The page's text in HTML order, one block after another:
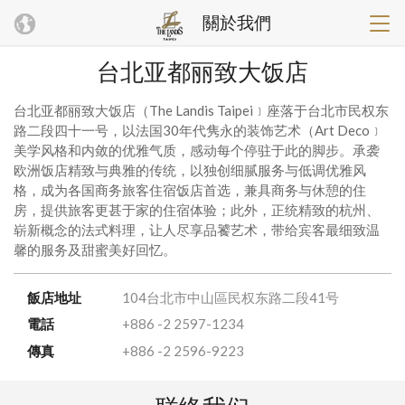
關於我們
台北亚都丽致大饭店
台北亚都丽致大饭店（The Landis Taipei﹞座落于台北市民权东
路二段四十一号，以法国30年代隽永的装饰艺术（Art Deco﹞
美学风格和内敛的优雅气质，感动每个停驻于此的脚步。承袭
欧洲饭店精致与典雅的传统，以独创细腻服务与低调优雅风
格，成为各国商务旅客住宿饭店首选，兼具商务与休憩的住
房，提供旅客更甚于家的住宿体验；此外，正统精致的杭州、
崭新概念的法式料理，让人尽享品饕艺术，带给宾客最细致温
馨的服务及甜蜜美好回忆。
飯店地址
104台北市中山區民权东路二段41号
電話
+886 -2 2597-1234
傳真
+886 -2 2596-9223